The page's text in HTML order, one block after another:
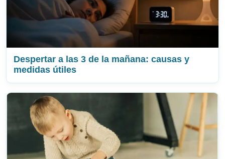
Despertar a las 3 de la mañana: causas y
medidas útiles